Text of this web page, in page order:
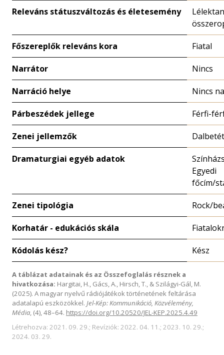
Releváns státuszváltozás és életesemény
Főszereplők releváns kora Fiatal
Narrátor Nincs
Narráció helye Nincs
Párbeszédek jellege Férfi-
Zenei jellemzők Dalbetét
Dramaturgiai egyéb adatok
Egyedi
főcím/
Zenei tipológia Rock/
Korhatár - edukációs skála
Kódolás kész? Kész
A táblázat adatainak és az Összefoglalás résznek a
hivatkozása: Hargitai, H., Gács, A., Hirsch, T., & Szilágyi-Gál, M.
(2025). A magyar nyelvű rádiójátékok történetének feltárása
adatalapú eszközökkel. Jel-Kép: Kommunikáció, Közvélemény,
Média, (4), 48–64. https://doi.org/10.20520/JEL-KEP.2025.4.49
Létrehozva: 2021. 09. 29.; Revíziók: 2022. 04. 11.; 2023. 10. 29.;
2024. 03. 29.